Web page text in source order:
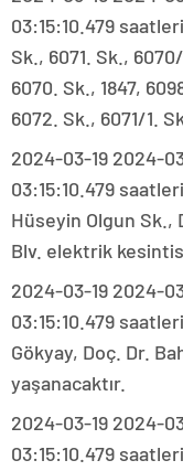
03:15:10.479
Sk., 6071. Sk.,
6070. Sk., 1847,
6072. Sk., 6071/1.
2024-03-19 2024-
03:15:10.479
Hüseyin Olgun Sk.,
Blv. elektrik
2024-03-19 2024-
03:15:10.479
Gökyay, Doç. Dr.
yaşanacaktır.
2024-03-19 2024-
03:15:10.479